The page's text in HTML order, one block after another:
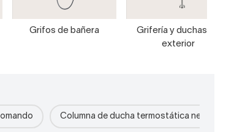
Grifos de bañera
Grifería y duchas de
exterior
Columna de ducha termostática negra